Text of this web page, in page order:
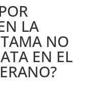
LA
NO
EN EL